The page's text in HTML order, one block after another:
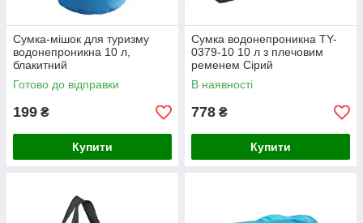
Сумка-мішок для туризму
водонепроникна 10 л,
блакитний
Готово до відправки
199 ₴
Купити
Сумка водонепроникна TY-
0379-10 10 л з плечовим
ременем Сірий
В наявності
778 ₴
Купити